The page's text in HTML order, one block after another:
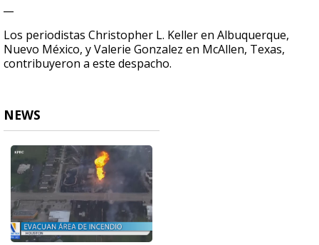
Los periodistas Christopher L. Keller en Albuquerque,
Nuevo México, y Valerie Gonzalez en McAllen, Texas,
contribuyeron a este despacho.
NEWS